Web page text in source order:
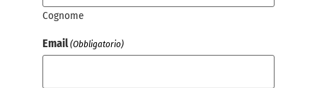
Cognome
Email (Obbligatorio)